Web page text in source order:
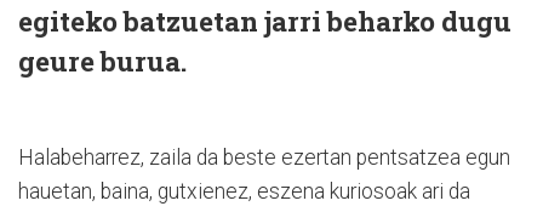
egiteko batzuetan jarri beharko dugu
geure burua.
Halabeharrez, zaila da beste ezertan pentsatzea egun
hauetan, baina, gutxienez, eszena kuriosoak ari da